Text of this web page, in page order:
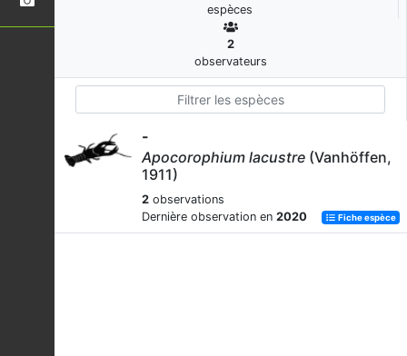
espèces
2
observateurs
-
Apocorophium lacustre (Vanhöffen,
1911)
2 observations
Dernière observation en 2020 Fiche espèce